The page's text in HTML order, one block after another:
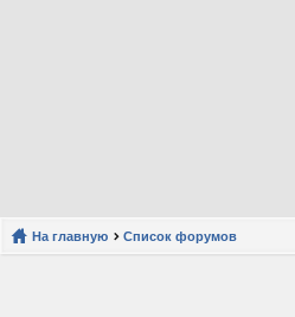
На главную Список форумов